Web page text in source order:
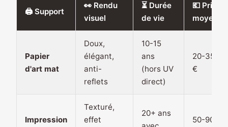
🖨️ Support
👀 Rendu
visuel
⏳ Durée
de vie
💶 Prix
moyen
Papier
d'art mat
Doux,
élégant,
anti-
reflets
10-15
ans
(hors UV
direct)
20-35
€
Impression
Texturé,
effet
20+ ans
50-90